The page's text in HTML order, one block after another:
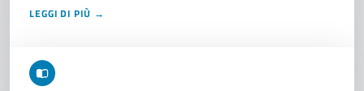
LEGGI DI PIÙ →